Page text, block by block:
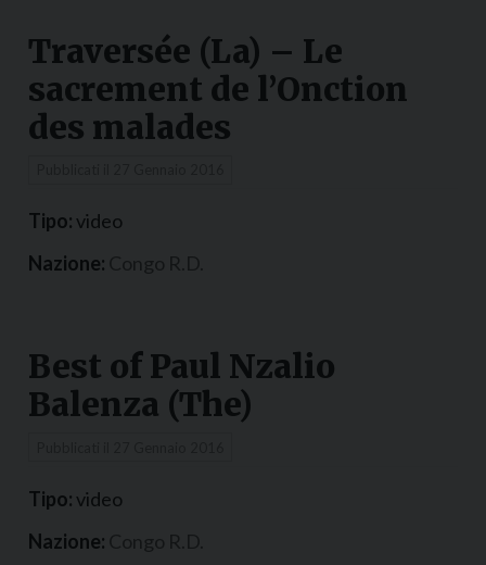
Traversée (La) – Le
sacrement de l’Onction
des malades
Tipo: video
Nazione:
Best of Paul Nzalio
Balenza (The)
Tipo: video
Nazione: